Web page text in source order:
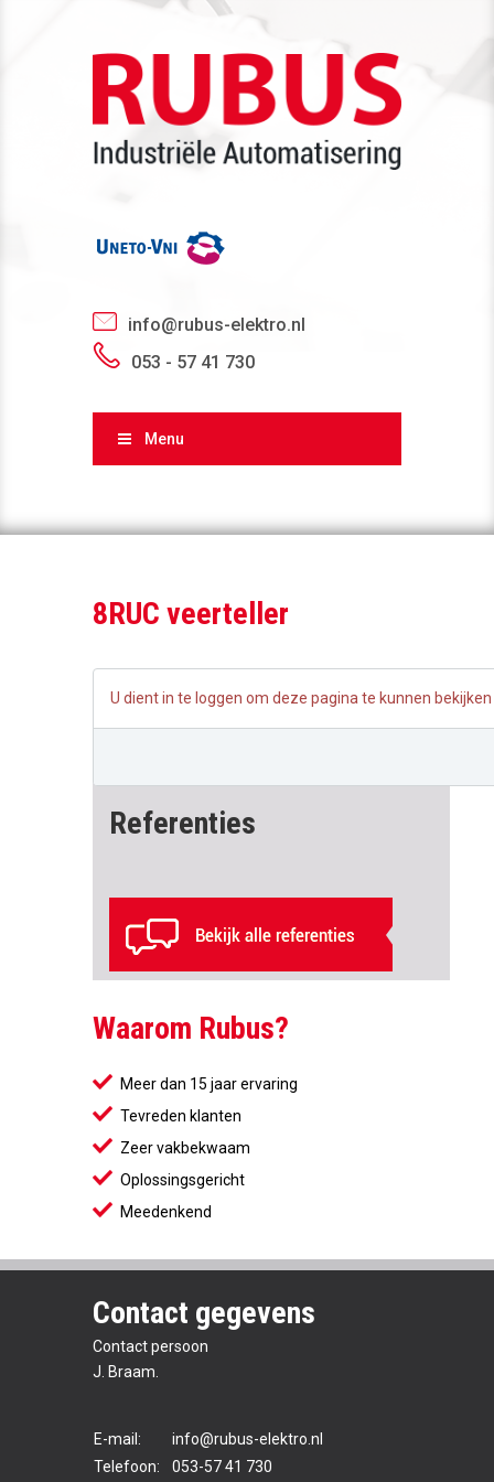
info@rubus-elektro.nl
053 - 57 41 730
Menu
8RUC veerteller
U dient in te loggen om deze pagina te kunnen bekijken
Referenties
Waarom Rubus?
Meer dan 15 jaar ervaring
Tevreden klanten
Zeer vakbekwaam
Oplossingsgericht
Meedenkend
Contact gegevens
Contact persoon
J. Braam.
E-mail:
info@rubus-elektro.nl
Telefoon:
053-57 41 730